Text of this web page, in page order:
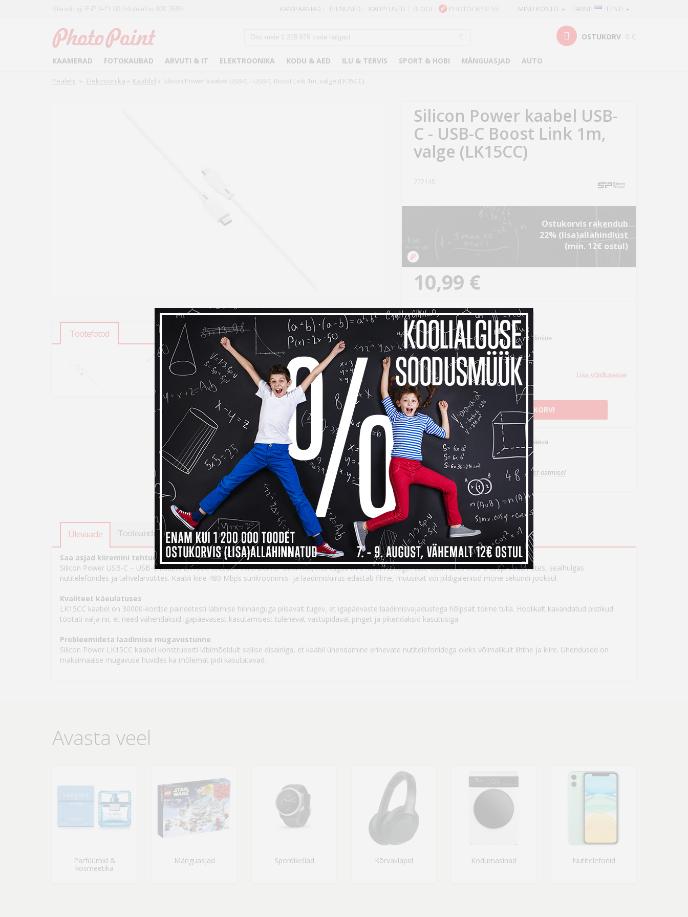
TARNE · EESTI
MINU KONTO
KAMPAANIAD TEENUSED KAUPLUSED BLOGI PHOTOEXPRESS
OSTUKORV 0 €
KAAMERAD FOTOKAUBAD ARVUTI & IT ELEKTROONIKA KODU & AED ILU & TERVIS SPORT & HOBI MÄNGUASJAD AUTO
Pealeht » Elektroonika » Kaablid » Silicon Power kaabel USB-C - USB-C Boost Link 1m, valge (LK15CC)
Tootefotod
Silicon Power kaabel USB-
C - USB-C Boost Link 1m,
valge (LK15CC)
272145
Ostukorvis rakendub
22% (lisa)allahindlust
(min. 12€ ostul)
10,99 €
Põhiinfo
USB-C – USB-C kaabel
Boost Link kiire andmeedastus ja laadimine
Andmeedastuskiirus: kuni 480 Mb/s
Võimsus: kuni 3 A
Pikkus: 100 cm
Lisa võrdlusesse
LISA OSTUKORVI
Toode on laos, tarneaeg 1-3 tööpäeva
Kohaletoimetamine al. 0 €
14 14 päeva tagastusõigus internetist ostmisel
Ülevaade Tooteandmed Tarneinfo Saadavus
Saa asjad kiiremini tehtud
Silicon Power USB-C – USB-C kaabel LK15CC toetab PowerDeliver laadimist, mis tagab kiire laadimiskogemuse uusimates USB-C tüüpi seadmetes, sealhulgas
nutitelefonides ja tahvelarvutites. Kaabli kiire 480 Mbps sünkroonimis- ja laadimiskiirus edastab filme, muusikat või pildigaleriisid mõne sekundi jooksul.
Kvaliteet käeulatuses
LK15CC kaabel on 30000-kordse paindetesti läbimise hinnanguga piisavalt tugev, et igapäevaste laadimisvajadustega hõlpsalt toime tulla. Hoolikalt kavandatud pistikud
töötati välja nii, et need vähendaksid igapäevasest kasutamisest tulenevat vastupidavat pinget ja pikendaksid kasutusiga.
Probleemideta laadimise mugavustunne
Silicon Power LK15CC kaabel konstrueerti läbimõeldult sellise disainiga, et kaabli ühendamine erinevate nutitelefonidega oleks võimalikult lihtne ja kiire. Ühendused on
maksimaalse mugavuse huvides ka mõlemat pidi kasutatavad.
Avasta veel
Parfüümid &
kosmeetika
Mänguasjad Spordikellad Kõrvaklapid Kodumasinad Nutitelefonid